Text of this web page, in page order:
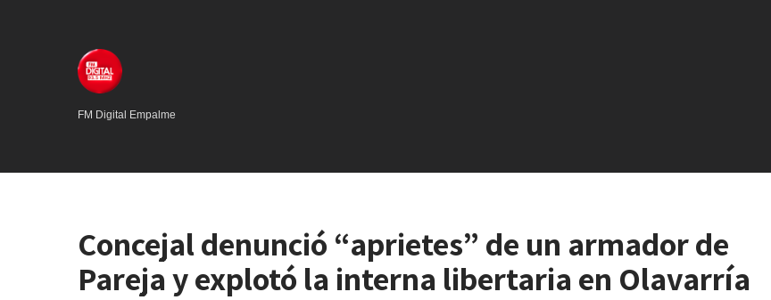
FM Digital Empalme
Concejal denunció “aprietes” de un armador de
Pareja y explotó la interna libertaria en Olavarría